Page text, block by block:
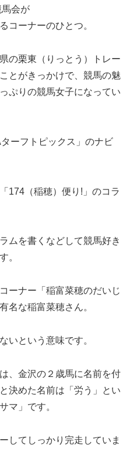
会が
コーナーのひとつ。
の栗東（りっとう）トレー
とがきっかけで、競馬の魅
ぷりの競馬女子になってい
ーフトピックス」のナビ
174（稲穂）便り!」のコラ
ムを書くなどして競馬好き
。
ーナー「稲富菜穂のだいじ
名な稲富菜穂さん。
いという意味です。
、金沢の２歳馬に名前を付
決めた名前は「労う」とい
マ」です。
してしっかり完走していま